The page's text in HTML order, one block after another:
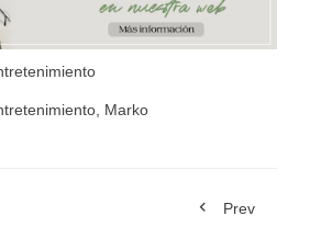
, Marko
Prev